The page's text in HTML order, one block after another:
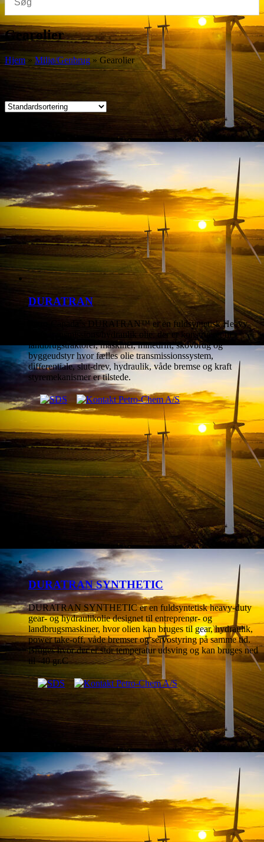
Gearolier
Hjem » Miljø/Genbrug » Gearolier
DURATRAN
Petro-Canada´s DURATRAN™ er en fuldsyntetisk Heavy-
Duty transmissions/hydraulik olie, der er konstrueret til
landbrugstraktorer, maskiner, minedrift, skovbrug og
byggeudstyr hvor fælles olie transmissionssystem,
differentiale, slut-drev, hydraulik, våde bremse og kraft
styremekanismer er tilstede.
DURATRAN SYNTHETIC
DURATRAN SYNTHETIC er en fuldsyntetisk heavy-duty
gear- og hydraulikolie designet til entreprenør- og
landbrugsmaskiner, hvor olien kan bruges til gear, hydraulik,
power take-off, våde bremser og servostyring på samme tid.
Bruges hvor der er stor temperatur udsving og kan bruges ned
til -40 gr.C